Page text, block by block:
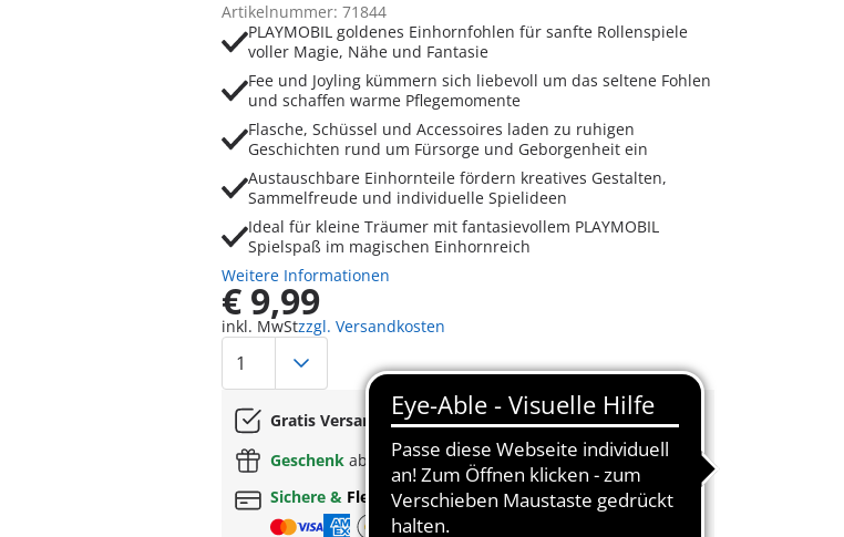
Artikelnummer: 71844
PLAYMOBIL goldenes Einhornfohlen für sanfte Rollenspiele
voller Magie, Nähe und Fantasie
Fee und Joyling kümmern sich liebevoll um das seltene Fohlen
und schaffen warme Pflegemomente
Flasche, Schüssel und Accessoires laden zu ruhigen
Geschichten rund um Fürsorge und Geborgenheit ein
Austauschbare Einhornteile fördern kreatives Gestalten,
Sammelfreude und individuelle Spielideen
Ideal für kleine Träumer mit fantasievollem PLAYMOBIL
Spielspaß im magischen Einhornreich
Weitere Informationen
€ 9,99
inkl. MwStzzgl. Versandkosten
Gratis Versand ab65€
Geschenk ab 35€ Bestellwert
Sichere & Flexible Zahlung|Schnelle Lieferung